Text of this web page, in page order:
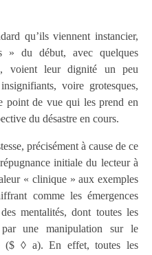
qu’ils viennent instancier,
» du début, avec quelques
voient leur dignité un peu
voire grotesques,
point de vue qui les prend en
du désastre en cours.
précisément à cause de ce
initiale du lecteur à
« clinique » aux exemples
comme les émergences
mentalités, dont toutes les
par une manipulation sur le
($ ◊ a). En effet, toutes les